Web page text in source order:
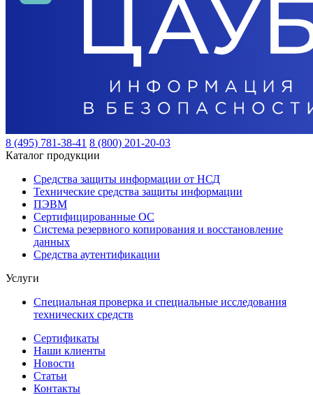
8 (495) 781-38-41 8 (800) 201-20-03
Каталог продукции
Средства защиты информации от НСД
Технические средства защиты информации
ПЭВМ
Сертифицированные ОС
Система резервного копирования и восстановление
данных
Средства аутентификации
Услуги
Специальная проверка и специальные исследования
технических средств
Сертификаты
Наши клиенты
Новости
Статьи
Контакты